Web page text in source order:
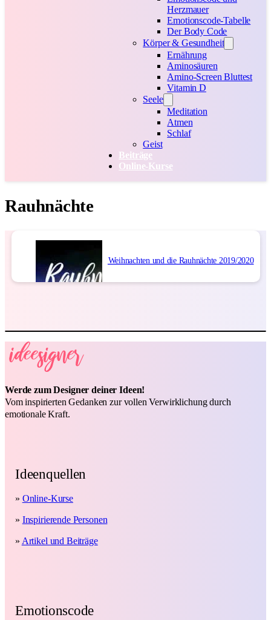
Herzmauer
Emotionscode-Tabelle
Der Body Code
Körper & Gesundheit
Ernährung
Aminosäuren
Amino-Screen Bluttest
Vitamin D
Seele
Meditation
Atmen
Schlaf
Geist
Beiträge
Online-Kurse
Rauhnächte
Weihnachten und die Rauhnächte 2019/2020
Werde zum Designer deiner Ideen!
Vom inspirierten Gedanken zur vollen Verwirklichung durch
emotionale Kraft.
Ideenquellen
» Online-Kurse
» Inspirierende Personen
» Artikel und Beiträge
Emotionscode